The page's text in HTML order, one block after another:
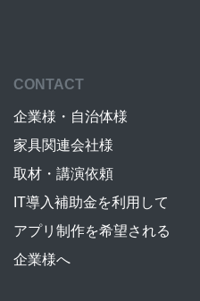
CONTACT
企業様・自治体様
家具関連会社様
取材・講演依頼
IT導入補助金を利用して
アプリ制作を希望される
企業様へ